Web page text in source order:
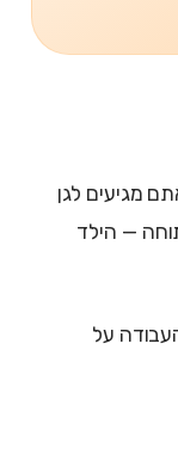
מגיעים לגן
— הילד
על